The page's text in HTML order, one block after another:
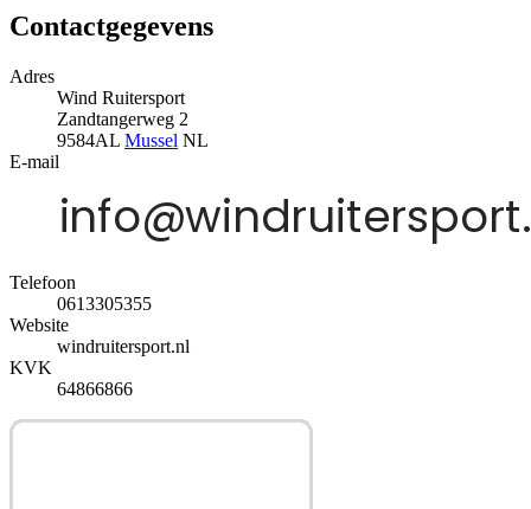
Contactgegevens
Adres
Wind Ruitersport
Zandtangerweg 2
9584AL Mussel NL
E-mail
Telefoon
0613305355
Website
windruitersport.nl
KVK
64866866